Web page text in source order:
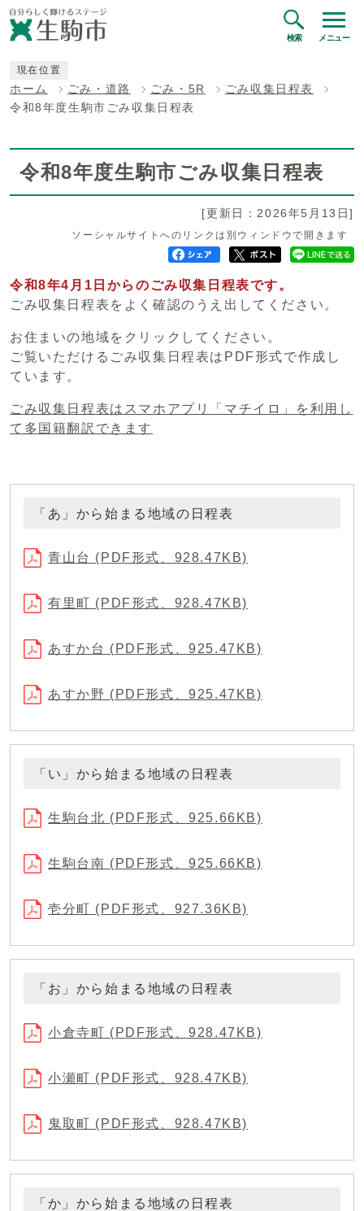
検索 メニュー
現在位置
ホーム ごみ・道路 ごみ・5R
ごみ収集日程表
令和8年度生駒市ごみ収集日程表
令和8年度生駒市ごみ収集日程表
[更新日：2026年5月13日]
ソーシャルサイトへのリンクは別ウィンドウで開きます
令和8年4月1日からのごみ収集日程表です。
ごみ収集日程表をよく確認のうえ出してください。
お住まいの地域をクリックしてください。
ご覧いただけるごみ収集日程表はPDF形式で作成し
ています。
ごみ収集日程表はスマホアプリ「マチイロ」を利用し
て多国籍翻訳できます
「あ」から始まる地域の日程表
青山台 (PDF形式、928.47KB)
有里町 (PDF形式、928.47KB)
あすか台 (PDF形式、925.47KB)
あすか野 (PDF形式、925.47KB)
「い」から始まる地域の日程表
生駒台北 (PDF形式、925.66KB)
生駒台南 (PDF形式、925.66KB)
壱分町 (PDF形式、927.36KB)
「お」から始まる地域の日程表
小倉寺町 (PDF形式、928.47KB)
小瀬町 (PDF形式、928.47KB)
鬼取町 (PDF形式、928.47KB)
「か」から始まる地域の日程表